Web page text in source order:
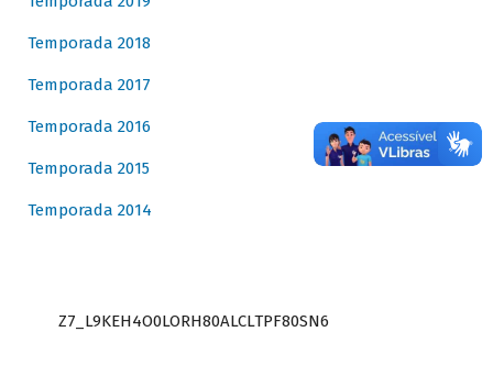
Temporada 2018
Temporada 2017
Temporada 2016
Temporada 2015
Temporada 2014
Z7_L9KEH4O0LORH80ALCLTPF80SN6